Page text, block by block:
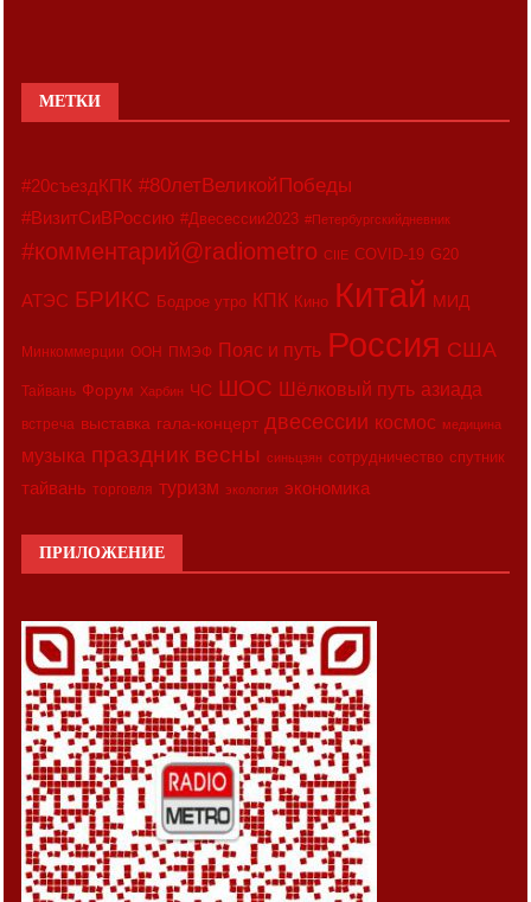
МЕТКИ
#20съездКПК #80летВеликойПобеды
#ВизитСиВРоссию #Двесессии2023 #Петербургскийдневник
#комментарий@radiometro CIIE COVID-19 G20
АТЭС БРИКС Бодрое утро КПК Кино Китай МИД
Минкоммерции ООН ПМЭФ Пояс и путь Россия США
Тайвань Форум Харбин ЧС ШОС Шёлковый путь азиада
встреча выставка гала-концерт двесессии космос медицина
музыка праздник весны синьцзян сотрудничество спутник
тайвань торговля туризм экология экономика
ПРИЛОЖЕНИЕ